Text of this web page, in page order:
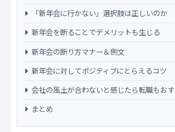
「新年会に行かない」選択肢は正しいのか
新年会を断ることでデメリットも生じる
新年会の断り方マナー＆例文
新年会に対してポジティブにとらえるコツ
会社の風土が合わないと感じたら転職もお
まとめ